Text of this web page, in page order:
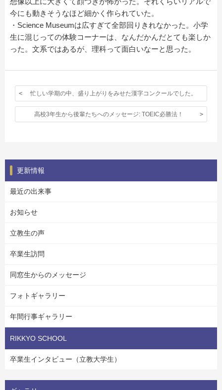
今にも動きそうなほど細かく作られていた。
・Science Museumは広すぎて全部回りきれなかった。小学
生に混じっての体験コーナーは、なんだかんだとても楽しか
った。文系ではあるが、理科って面白いなーと思った。
忙しい学期の中、盛り上がりをみせた漢字コンクールでした。
高校3年生から後輩たちへのメッセージ: TOEIC必勝法！
更新情報
最近の出来事
お知らせ
立教生の声
卒業生訪問
同窓生からのメッセージ
フォトギャラリー
年間行事ギャラリー
RIKKYO SCHOOL
卒業生インタビュー（立教大学生）